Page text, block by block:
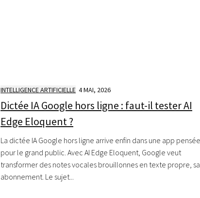
INTELLIGENCE ARTIFICIELLE 4 MAI, 2026
Dictée IA Google hors ligne : faut-il tester AI
Edge Eloquent ?
La dictée IA Google hors ligne arrive enfin dans une app pensée
pour le grand public. Avec AI Edge Eloquent, Google veut
transformer des notes vocales brouillonnes en texte propre,
abonnement. Le sujet...